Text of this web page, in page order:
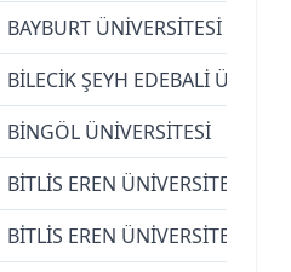
BAYBURT ÜNİVERSİTESİ
BİLECİK ŞEYH EDEBALİ
BİNGÖL ÜNİVERSİTESİ
BİTLİS EREN ÜNİVERSİTESİ
BİTLİS EREN ÜNİVERSİTESİ